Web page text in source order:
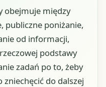
obejmuje między
publiczne poniżanie,
od informacji,
podstawy
zadań po to, żeby
do dalszej